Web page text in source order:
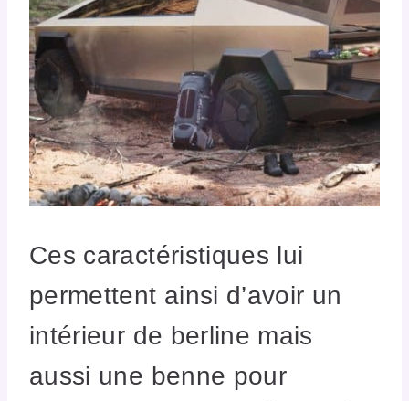
Ces caractéristiques lui
permettent ainsi d’avoir un
intérieur de berline mais
aussi une benne pour